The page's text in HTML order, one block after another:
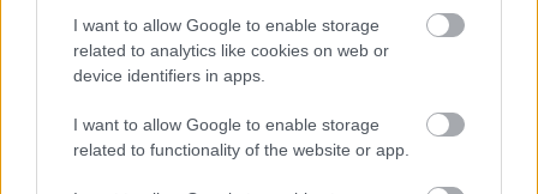
I want to allow Google to enable storage
related to analytics like cookies on web or
device identifiers in apps.
I want to allow Google to enable storage
related to functionality of the website or app.
Egyik napról a másikra elveszítik a hozzáférést
Unmute
21.65%